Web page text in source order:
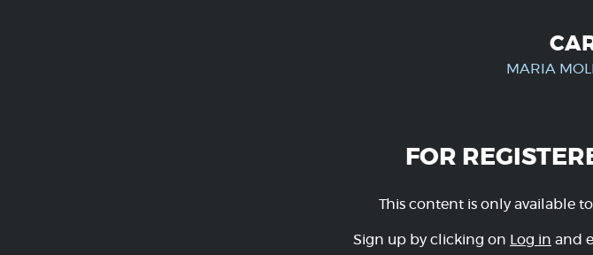
MARIA
FOR
This content is only available
Sign up by clicking on Log in and